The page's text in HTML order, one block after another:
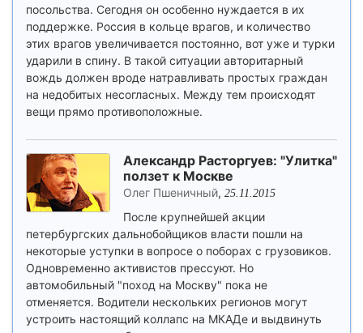
посольства. Сегодня он особенно нуждается в их
поддержке. Россия в кольце врагов, и количество
этих врагов увеличивается постоянно, вот уже и турки
ударили в спину. В такой ситуации авторитарный
вождь должен вроде натравливать простых граждан
на недобитых несогласных. Между тем происходят
вещи прямо противоположные.
Александр Расторгуев: "Улитка"
ползет к Москве
Олег Пшеничный, 25.11.2015
После крупнейшей акции
петербургских дальнобойщиков власти пошли на
некоторые уступки в вопросе о поборах с грузовиков.
Одновременно активистов прессуют. Но
автомобильный "поход на Москву" пока не
отменяется. Водители нескольких регионов могут
устроить настоящий коллапс на МКАДе и выдвинуть